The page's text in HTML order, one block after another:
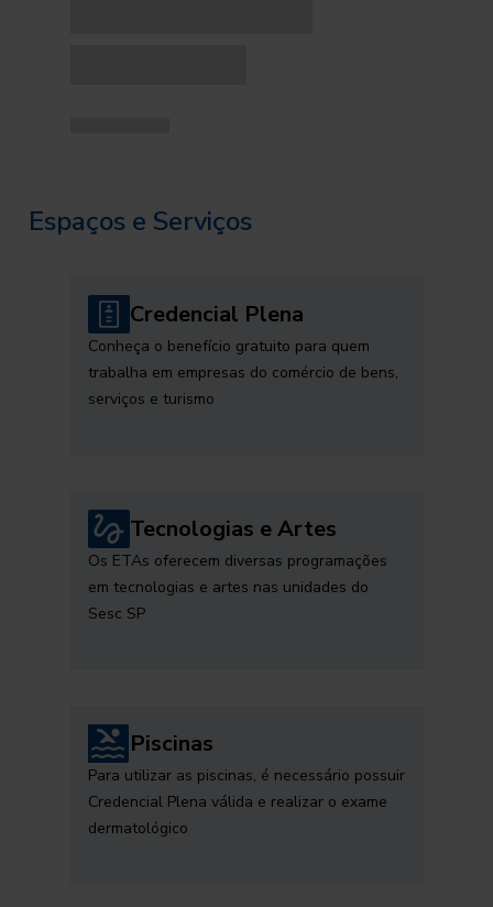
Espaços e Serviços
Credencial Plena
Conheça o benefício gratuito para quem
trabalha em empresas do comércio de bens,
serviços e turismo
Tecnologias e Artes
Os ETAs oferecem diversas programações
em tecnologias e artes nas unidades do
Sesc SP
Piscinas
Para utilizar as piscinas, é necessário possuir
Credencial Plena válida e realizar o exame
dermatológico